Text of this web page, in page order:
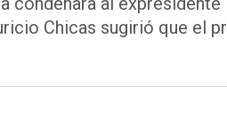
Chicas sugirió que el